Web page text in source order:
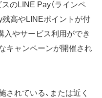
スのLINE Pay（ラインペ
残高やLINEポイントが付
入やサービス利用ができ
キャンペーンが開催され
されている、または近く